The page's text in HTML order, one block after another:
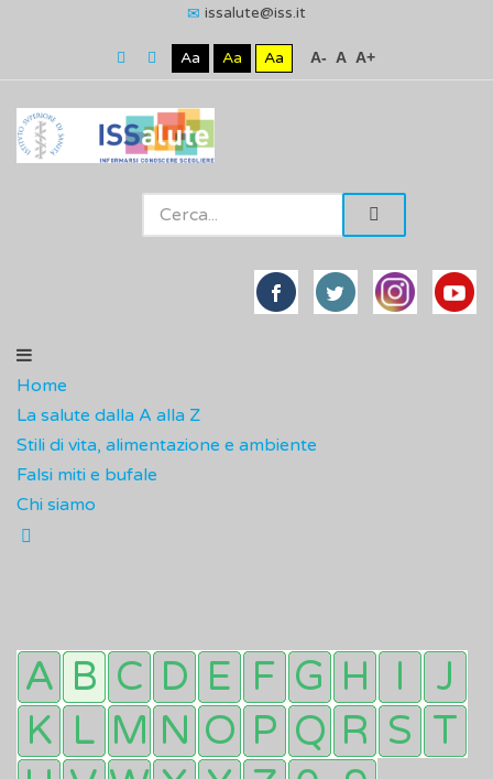
issalute@iss.it
Aa Aa Aa A- A A+
Home
La salute dalla A alla Z
Stili di vita, alimentazione e ambiente
Falsi miti e bufale
Chi siamo